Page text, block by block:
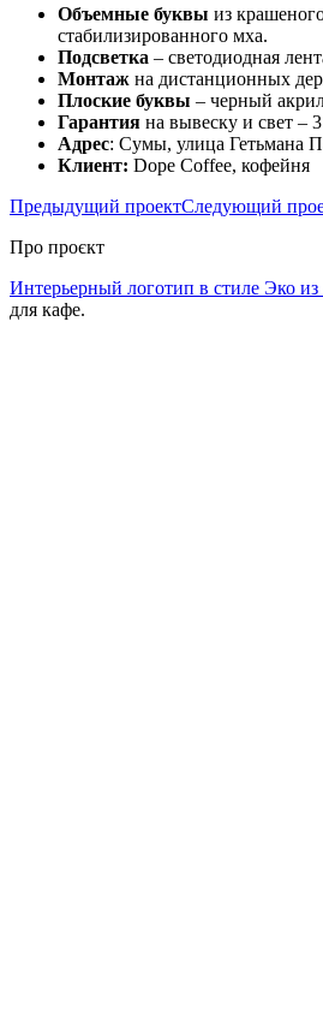
Объемные буквы из
стабилизированного мха.
Подсветка – светодиодная
Монтаж на дистанционных
Плоские буквы – черный
Гарантия на вывеску и свет –
Адрес: Сумы, улица Гетьмана
Клиент: Dope Coffee, кофейня
Предыдущий проектСледующий
Про проєкт
Интерьерный логотип в стиле Эко из
для кафе.